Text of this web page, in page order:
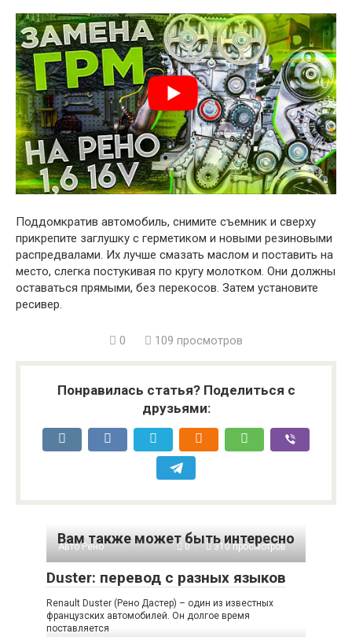
Поддомкратив автомобиль, снимите съемник и сверху
прикрепите заглушку с герметиком и новыми резиновыми
распредвалами. Их лучше смазать маслом и поставить на
место, слегка постукивая по кругу молотком. Они должны
оставаться прямыми, без перекосов. Затем установите
ресивер.
0 109 просмотров
Понравилась статья? Поделиться с
друзьями:
Вам также может быть интересно
Авто Рено 0 310 просмотров
Duster: перевод с разных языков
Renault Duster (Рено Дастер) – один из известных
французских автомобилей. Он долгое время
поставляется